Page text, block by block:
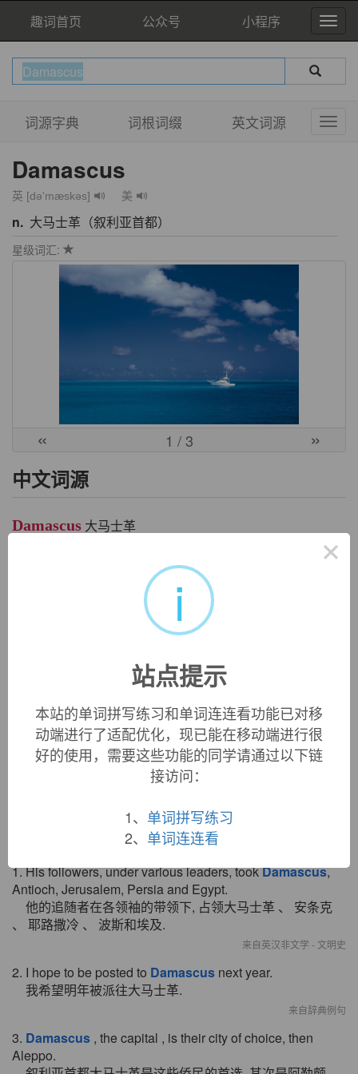
趣词首页 公众号 小程序
词源字典 词根词缀 英文词源
Damascus
英 [də'mæskəs] 美
n. 大马士革（叙利亚首都）
星级词汇:
« 1 / 3 »
中文词源
Damascus 大马士革
ancient city in Syria, famous in medieval times for silk and
steel, mid-13c., from LatinDamascus, from Greek
ArabicDimashq), from a pre-Semitic name of unknown
origin. Related:Damascene, from LatinDamascenus"of
Damascus."
1. His followers, under various leaders, tookDamascus,
Antioch, Jerusalem, Persia and Egypt.
他的追随者在各领袖的带领下, 占领大马士革 、 安条克
、 耶路撒冷 、 波斯和埃及.
来自英汉非文学 - 文明史
2. I hope to be posted to Damascus next year.
我希望明年被派往大马士革.
来自辞典例句
3. Damascus , the capital , is their city of choice, then
Aleppo.
×
i
站点提示
本站的单词拼写练习和单词连连看功能已对移
动端进行了适配优化，现已能在移动端进行很
好的使用，需要这些功能的同学请通过以下链
接访问：
1、 单词拼写练习
2、 单词连连看